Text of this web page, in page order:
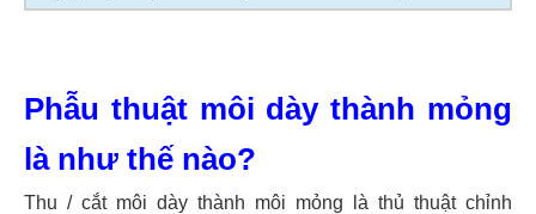
Phẫu thuật môi dày thành mỏng
là như thế nào?
Thu / cắt môi dày thành môi mỏng là thủ thuật chỉnh